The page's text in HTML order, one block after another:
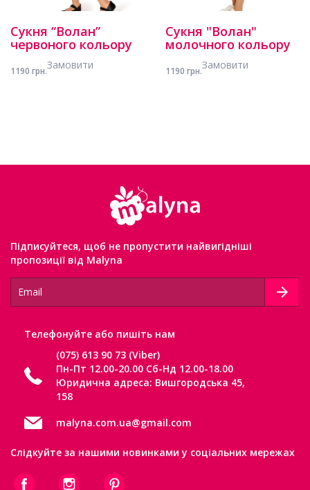
Сукня “Волан”
червоного кольору
1190 грн.Замовити
Сукня "Волан"
молочного кольору
1190 грн.Замовити
Підписуйтеся, щоб не пропустити найвигідніші
пропозиції від Malyna
Телефонуйте або пишіть нам
(075) 613 90 73 (Viber)
Пн-Пт 12.00-20.00 Сб-Нд 12.00-18.00
Юридична адреса: Вишгородська 45,
158
malyna.com.ua@gmail.com
Слідкуйте за нашими новинками у соціальних мережах